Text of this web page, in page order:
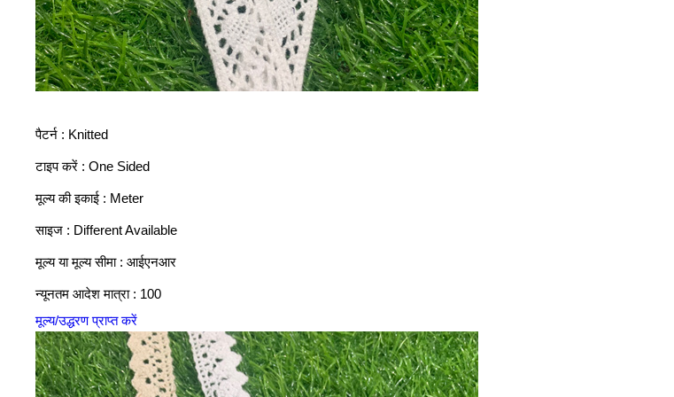
पैटर्न : Knitted
टाइप करें : One Sided
मूल्य की इकाई : Meter
साइज : Different Available
मूल्य या मूल्य सीमा : आईएनआर
न्यूनतम आदेश मात्रा : 100
मूल्य/उद्धरण प्राप्त करें